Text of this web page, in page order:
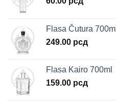
Flasa Čutura 700ml
249.00 рсд
Flasa Kairo 700ml
159.00 рсд